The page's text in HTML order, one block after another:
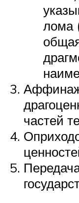
лома
частей